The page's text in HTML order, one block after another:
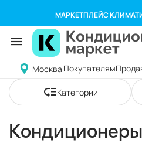
МАРКЕТПЛЕЙС
Москва Покупателям
Категории
Кондиционеры